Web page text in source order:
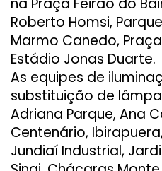
Roberto Homsi,
Marmo Canedo,
Estádio Jonas Duarte.
As equipes de
substituição de
Adriana Parque, Ana
Centenário,
Jundiaí Industrial,